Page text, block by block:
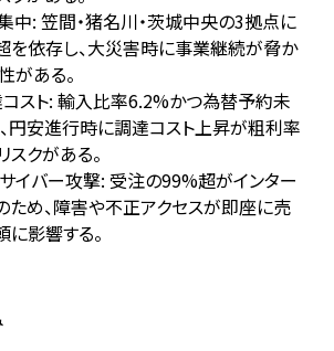
中: 笠間・猪名川・茨城中央の3拠点に
を依存し、大災害時に事業継続が脅か
がある。
コスト: 輸入比率6.2%かつ為替予約未
円安進行時に調達コスト上昇が粗利率
スクがある。
サイバー攻撃: 受注の99%超がインター
ため、障害や不正アクセスが即座に売
に影響する。